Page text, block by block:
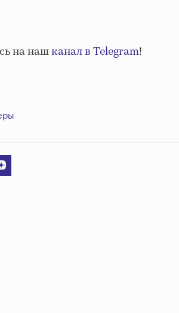
на нашканал в Telegram!